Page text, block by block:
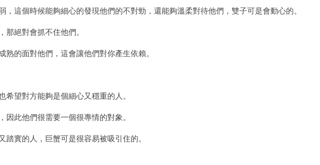
這個時候能夠細心的發現他們的不對勁，還能夠溫柔對待他們，雙子可是會動心的。
那絕對會抓不住他們。
的面對他們，這會讓他們對你產生依賴。
望對方能夠是個細心又穩重的人。
此他們很需要一個很專情的對象。
實的人，巨蟹可是很容易被吸引住的。